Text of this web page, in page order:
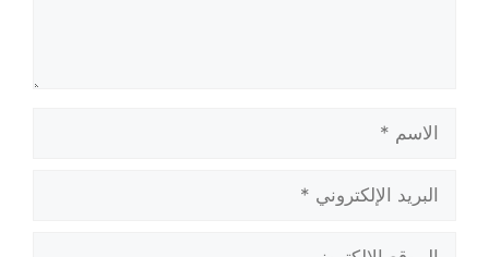
الاسم
البريد
الإلكتروني
الموقع